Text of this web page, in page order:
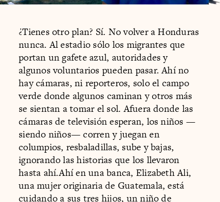
¿Tienes otro plan? Sí. No volver a Honduras
nunca. Al estadio sólo los migrantes que
portan un gafete azul, autoridades y
algunos voluntarios pueden pasar. Ahí no
hay cámaras, ni reporteros, solo el campo
verde donde algunos caminan y otros más
se sientan a tomar el sol. Afuera donde las
cámaras de televisión esperan, los niños —
siendo niños— corren y juegan en
columpios, resbaladillas, sube y bajas,
ignorando las historias que los llevaron
hasta ahí.Ahí en una banca, Elizabeth Ali,
una mujer originaria de Guatemala, está
cuidando a sus tres hijos, un niño de